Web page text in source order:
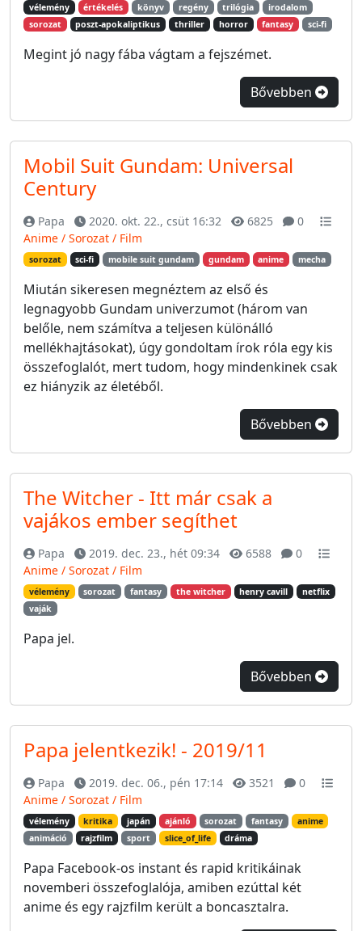
vélemény értékelés könyv regény trilógia
irodalom
sorozat
poszt-apokaliptikus thriller horror fantasy sci-fi
Megint jó nagy fába vágtam a fejszémet.
Bővebben
Mobil Suit Gundam: Universal
Century
Papa 2020. okt. 22., csüt 16:32 6825
0
Anime / Sorozat / Film
sorozat sci-fi mobile suit gundam gundam anime mecha
Miután sikeresen megnéztem az első és
legnagyobb Gundam univerzumot (három van
belőle, nem számítva a teljesen különálló
mellékhajtásokat), úgy gondoltam írok róla egy kis
összefoglalót, mert tudom, hogy mindenkinek csak
ez hiányzik az életéből.
Bővebben
The Witcher - Itt már csak a
vajákos ember segíthet
Papa 2019. dec. 23., hét 09:34 6588
0
Anime / Sorozat / Film
vélemény sorozat fantasy the witcher henry cavill
netflix
vaják
Papa jel.
Bővebben
Papa jelentkezik! - 2019/11
Papa 2019. dec. 06., pén 17:14 3521
0
Anime / Sorozat / Film
vélemény kritika japán ajánló sorozat fantasy
anime
animáció
rajzfilm sport slice_of_life dráma
Papa Facebook-os instant és rapid kritikáinak
novemberi összefoglalója, amiben ezúttal két
anime és egy rajzfilm került a boncasztalra.